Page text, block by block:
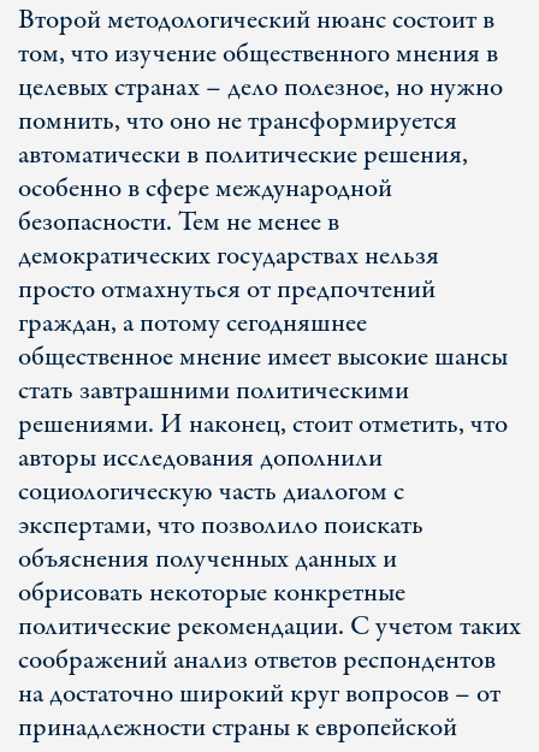
Второй методологический нюанс состоит в
том, что изучение общественного мнения в
целевых странах – дело полезное, но нужно
помнить, что оно не трансформируется
автоматически в политические решения,
особенно в сфере международной
безопасности. Тем не менее в
демократических государствах нельзя
просто отмахнуться от предпочтений
граждан, а потому сегодняшнее
общественное мнение имеет высокие шансы
стать завтрашними политическими
решениями. И наконец, стоит отметить, что
авторы исследования дополнили
социологическую часть диалогом с
экспертами, что позволило поискать
объяснения полученных данных и
обрисовать некоторые конкретные
политические рекомендации. С учетом таких
соображений анализ ответов респондентов
на достаточно широкий круг вопросов – от
принадлежности страны к европейской